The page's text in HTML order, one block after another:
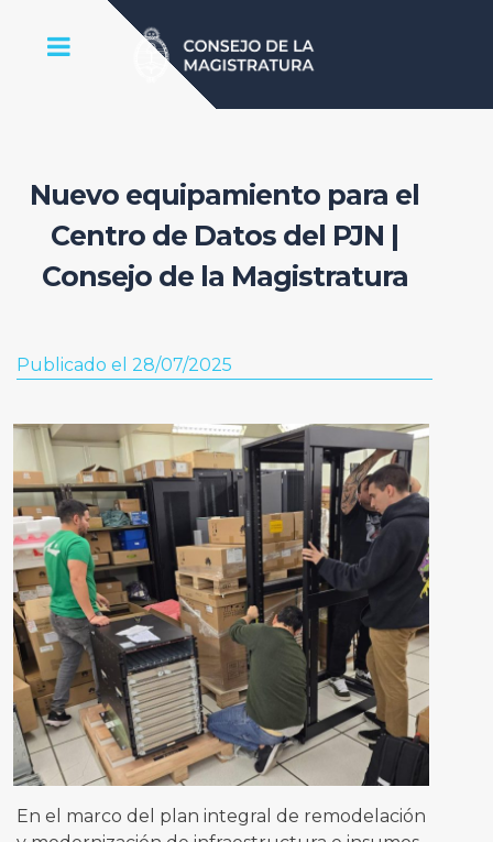
Nuevo equipamiento para el
Centro de Datos del PJN |
Consejo de la Magistratura
Publicado el 28/07/2025
En el marco del plan integral de remodelación